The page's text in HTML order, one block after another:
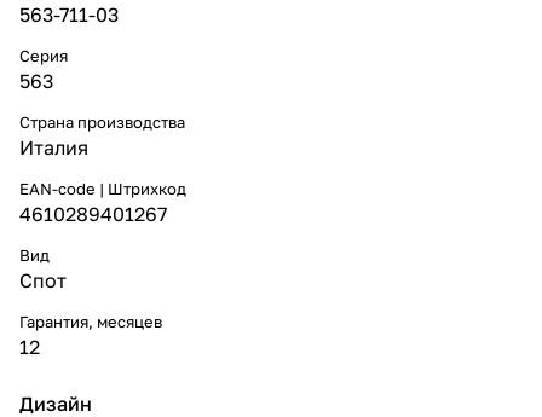
563-711-03
Серия
563
Страна производства
Италия
EAN-code | Штрихкод
4610289401267
Вид
Спот
Гарантия, месяцев
12
Дизайн